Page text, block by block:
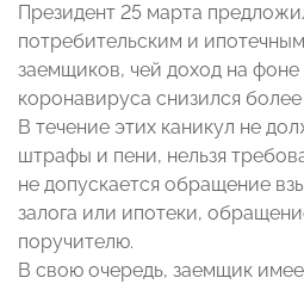
Президент 25 марта
потребительским и
заемщиков, чей доход на
коронавируса снизился более
В течение этих каникул не
штрафы и пени, нельзя
не допускается обращение
залога или ипотеки,
поручителю.
В свою очередь, заемщик